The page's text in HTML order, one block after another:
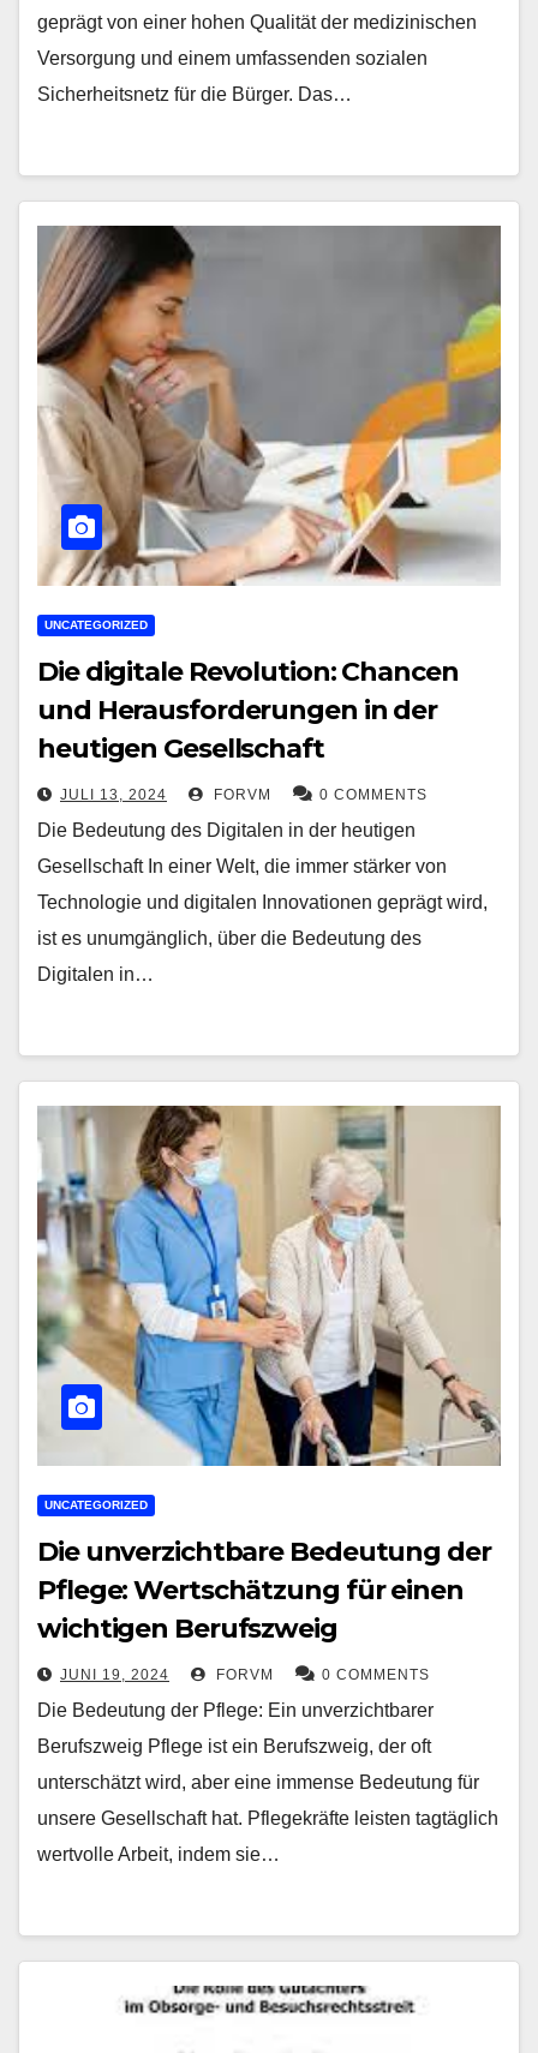
geprägt von einer hohen Qualität der medizinischen
Versorgung und einem umfassenden sozialen
Sicherheitsnetz für die Bürger. Das…
UNCATEGORIZED
Die digitale Revolution: Chancen
und Herausforderungen in der
heutigen Gesellschaft
JULI 13, 2024 FORVM 0 COMMENTS
Die Bedeutung des Digitalen in der heutigen
Gesellschaft In einer Welt, die immer stärker von
Technologie und digitalen Innovationen geprägt wird,
ist es unumgänglich, über die Bedeutung des
Digitalen in…
UNCATEGORIZED
Die unverzichtbare Bedeutung der
Pflege: Wertschätzung für einen
wichtigen Berufszweig
JUNI 19, 2024 FORVM 0 COMMENTS
Die Bedeutung der Pflege: Ein unverzichtbarer
Berufszweig Pflege ist ein Berufszweig, der oft
unterschätzt wird, aber eine immense Bedeutung für
unsere Gesellschaft hat. Pflegekräfte leisten tagtäglich
wertvolle Arbeit, indem sie…